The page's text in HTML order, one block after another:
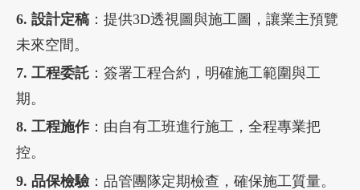
6. 設計定稿 ：提供3D透視圖與施工圖，讓業主預覽
未來空間。
7. 工程委託 ：簽署工程合約，明確施工範圍與工
期。
8. 工程施作：由自有工班進行施工，全程專業把
控。
9. 品保檢驗：品管團隊定期檢查，確保施工質量。